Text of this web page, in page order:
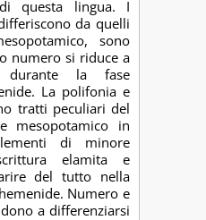
questa lingua. I
da quelli
sono
numero si riduce a
la fase
La polifonia e
tratti peculiari del
mesopotamico in
di minore
elamita e
del tutto nella
Numero e
a differenziarsi